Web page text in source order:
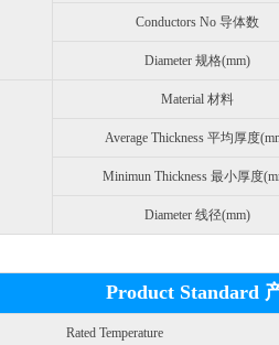
Conductors No 导体数
Diameter 规格(mm)
Material 材料
Average Thickness 平均厚度
Minimun Thickness 最小厚度
Diameter 线径(mm)
Product Standard
Rated Temperature